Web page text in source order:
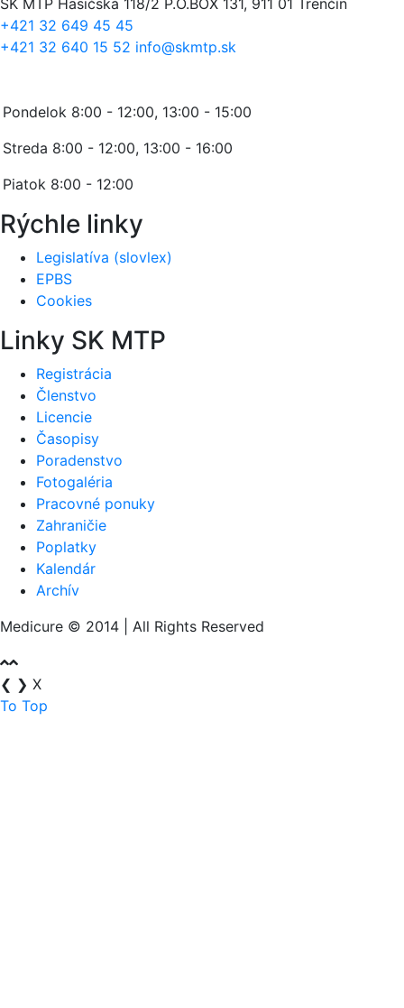
SK MTP Hasičská 118/2 P.O.BOX 131, 911 01 Trenčín
+421 32 649 45 45
+421 32 640 15 52 info@skmtp.sk
Pondelok 8:00 - 12:00, 13:00 - 15:00
Streda 8:00 - 12:00, 13:00 - 16:00
Piatok 8:00 - 12:00
Rýchle linky
Legislatíva (slovlex)
EPBS
Cookies
Linky SK MTP
Registrácia
Členstvo
Licencie
Časopisy
Poradenstvo
Fotogaléria
Pracovné ponuky
Zahraničie
Poplatky
Kalendár
Archív
Medicure © 2014 | All Rights Reserved
❮ ❯ X
To Top